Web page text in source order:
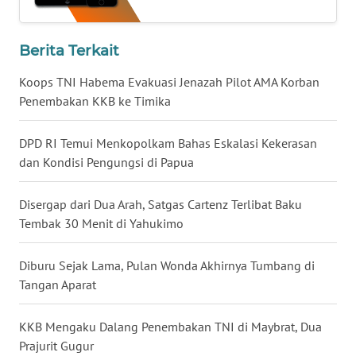
Berita Terkait
Koops TNI Habema Evakuasi Jenazah Pilot AMA Korban
Penembakan KKB ke Timika
DPD RI Temui Menkopolkam Bahas Eskalasi Kekerasan
dan Kondisi Pengungsi di Papua
Disergap dari Dua Arah, Satgas Cartenz Terlibat Baku
Tembak 30 Menit di Yahukimo
Diburu Sejak Lama, Pulan Wonda Akhirnya Tumbang di
Tangan Aparat
KKB Mengaku Dalang Penembakan TNI di Maybrat, Dua
Prajurit Gugur
WN
LAMPUNG
JATENG
WN
NUSANTARA
WN
JOGJA
WN
JATIM
WN